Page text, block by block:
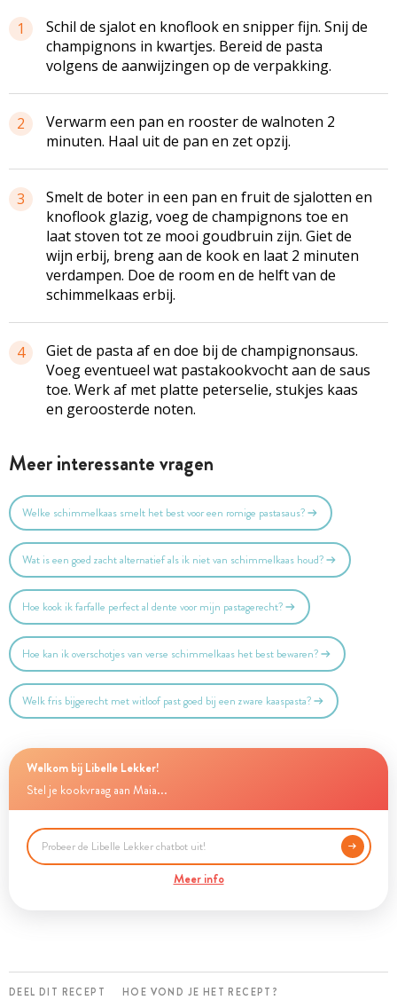
1
Schil de sjalot en knoflook en snipper fijn. Snij de
champignons in kwartjes. Bereid de pasta
volgens de aanwijzingen op de verpakking.
2
Verwarm een pan en rooster de walnoten 2
minuten. Haal uit de pan en zet opzij.
3
Smelt de boter in een pan en fruit de sjalotten en
knoflook glazig, voeg de champignons toe en
laat stoven tot ze mooi goudbruin zijn. Giet de
wijn erbij, breng aan de kook en laat 2 minuten
verdampen. Doe de room en de helft van de
schimmelkaas erbij.
4
Giet de pasta af en doe bij de champignonsaus.
Voeg eventueel wat pastakookvocht aan de saus
toe. Werk af met platte peterselie, stukjes kaas
en geroosterde noten.
Meer interessante vragen
Welke schimmelkaas smelt het best voor een romige pastasaus?
Wat is een goed zacht alternatief als ik niet van schimmelkaas houd?
Hoe kook ik farfalle perfect al dente voor mijn pastagerecht?
Hoe kan ik overschotjes van verse schimmelkaas het best bewaren?
Welk fris bijgerecht met witloof past goed bij een zware kaaspasta?
Welkom bij Libelle Lekker!
Stel je kookvraag aan Maia...
Meer info
DEEL DIT RECEPT HOE VOND JE HET RECEPT?